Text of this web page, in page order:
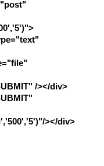
/></div>
></div>